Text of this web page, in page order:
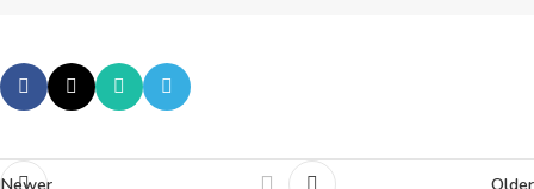
Newer Older